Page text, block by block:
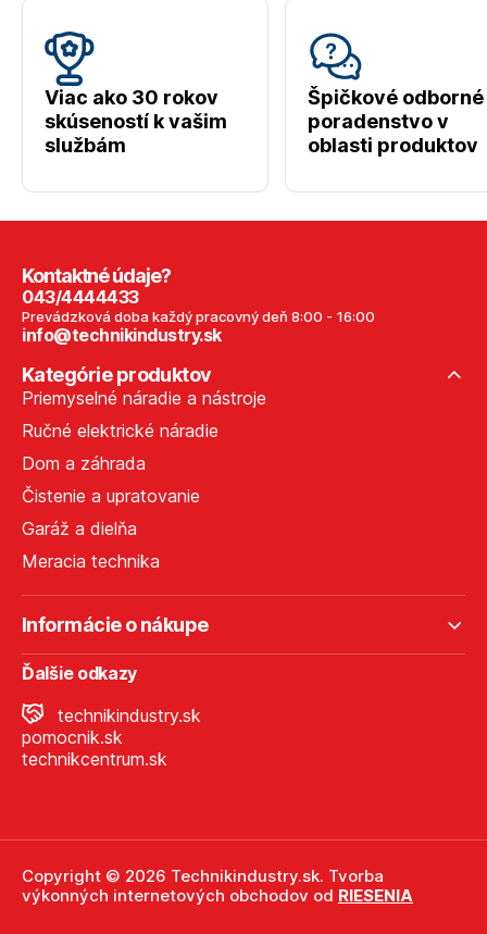
Viac ako 30 rokov
skúseností k vašim
službám
Špičkové odborné
poradenstvo v
oblasti produktov
Kontaktné údaje?
043/4444433
Prevádzková doba každý pracovný deň 8:00 - 16:00
info@technikindustry.sk
Kategórie produktov
Priemyselné náradie a nástroje
Ručné elektrické náradie
Dom a záhrada
Čistenie a upratovanie
Garáž a dielňa
Meracia technika
Informácie o nákupe
Ďalšie odkazy
technikindustry.sk
pomocnik.sk
technikcentrum.sk
Copyright © 2026 Technikindustry.sk. Tvorba
výkonných internetových obchodov od RIESENIA